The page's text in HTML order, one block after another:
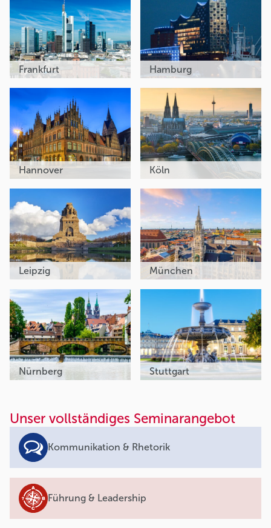
Unser vollständiges Seminarangebot
Kommunikation & Rhetorik
Führung & Leadership
Frankfurt Hamburg
Hannover Köln
Leipzig München
Nürnberg Stuttgart